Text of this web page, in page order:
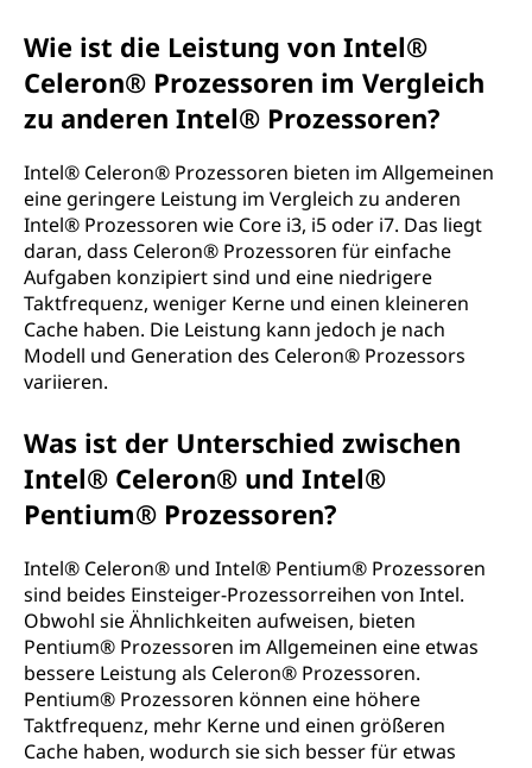
Wie ist die Leistung von Intel®
Celeron® Prozessoren im Vergleich
zu anderen Intel® Prozessoren?
Intel® Celeron® Prozessoren bieten im Allgemeinen
eine geringere Leistung im Vergleich zu anderen
Intel® Prozessoren wie Core i3, i5 oder i7. Das liegt
daran, dass Celeron® Prozessoren für einfache
Aufgaben konzipiert sind und eine niedrigere
Taktfrequenz, weniger Kerne und einen kleineren
Cache haben. Die Leistung kann jedoch je nach
Modell und Generation des Celeron® Prozessors
variieren.
Was ist der Unterschied zwischen
Intel® Celeron® und Intel®
Pentium® Prozessoren?
Intel® Celeron® und Intel® Pentium® Prozessoren
sind beides Einsteiger-Prozessorreihen von Intel.
Obwohl sie Ähnlichkeiten aufweisen, bieten
Pentium® Prozessoren im Allgemeinen eine etwas
bessere Leistung als Celeron® Prozessoren.
Pentium® Prozessoren können eine höhere
Taktfrequenz, mehr Kerne und einen größeren
Cache haben, wodurch sie sich besser für etwas